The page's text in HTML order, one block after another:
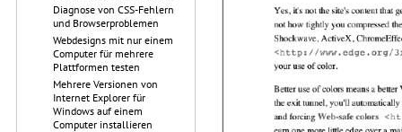
Diagnose von CSS-Fehlern
und Browserproblemen
Webdesigns mit nur einem
Computer für mehrere
Plattformen testen
Mehrere Versionen von
Internet Explorer für
Windows auf einem
Computer installieren